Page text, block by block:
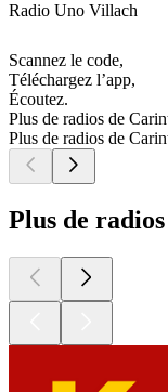
Radio Uno Villach
Scannez le code,
Téléchargez l’app,
Écoutez.
Plus de radios de
Plus de radios de
Plus de